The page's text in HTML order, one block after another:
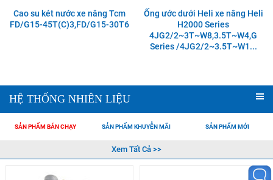
Cao su két nước xe nâng Tcm
FD/G15-45T(C)3,FD/G15-30T6
Ống ước dưới Heli xe nâng Heli
H2000 Series
4JG2/2~3T~W8,3.5T~W4,G
Series /4JG2/2~3.5T~W1...
HỆ THỐNG NHIÊN LIỆU
SẢN PHẨM BÁN CHẠY SẢN PHẨM KHUYỄN MÃI SẢN PHẨM MỚI
Xem Tất Cả >>